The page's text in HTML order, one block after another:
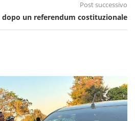
Post successivo
dopo un referendum costituzionale